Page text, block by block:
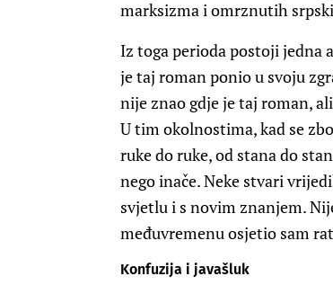
marksizma i omrznutih
Iz toga perioda postoji jedna
je taj roman ponio u svoju
nije znao gdje je taj roman,
U tim okolnostima, kad se
ruke do ruke, od stana do
nego inače. Neke stvari
svjetlu i s novim znanjem.
međuvremenu osjetio sam
Konfuzija i javašluk